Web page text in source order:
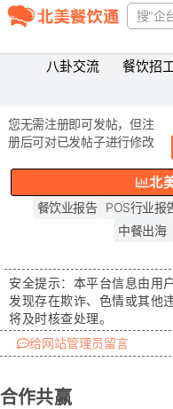
八卦交流 餐饮招
您无需注册即可发帖，但注
册后可对已发帖子进行修改
北
餐饮业报告 POS行业报
中餐出海
安全提示： 本平台信息由用
发现存在欺诈、色情或其他
将及时核查处理。
给网站管理员留言
合作共赢